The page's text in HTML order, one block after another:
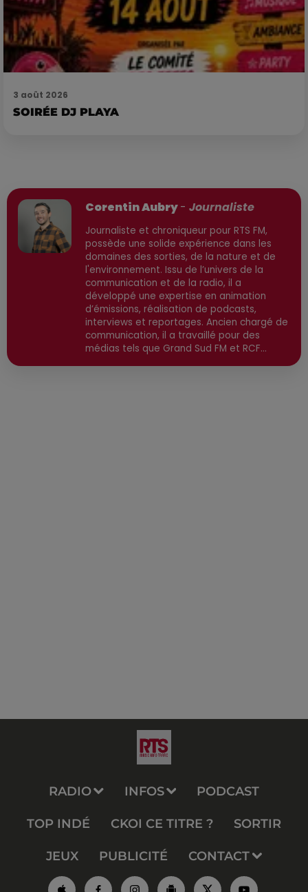
3 août 2026
SOIRÉE DJ PLAYA
Corentin Aubry- Journaliste
Journaliste et chroniqueur pour RTS FM,
possède une solide expérience dans les
domaines des sorties, de la nature et de
l'environnement. Issu de l’univers de la
communication et de la radio, il a
développé une expertise en animation
d’émissions, réalisation de podcasts,
interviews et reportages. Ancien chargé de
communication, il a travaillé pour des
médias tels que Grand Sud FM et RCF
RADIO INFOS PODCAST
TOP INDÉ CKOI CE TITRE ? SORTIR
JEUX PUBLICITÉ CONTACT